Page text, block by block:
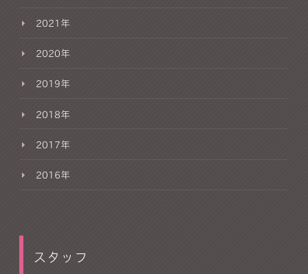
2021年
2020年
2019年
2018年
2017年
2016年
スタッフ